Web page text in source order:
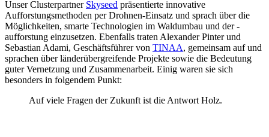
Unser Clusterpartner Skyseed präsentierte innovative
Aufforstungsmethoden per Drohnen-Einsatz und sprach über die
Möglichkeiten, smarte Technologien im Waldumbau und der -
aufforstung einzusetzen. Ebenfalls traten Alexander Pinter und
Sebastian Adami, Geschäftsführer von TINAA, gemeinsam auf und
sprachen über länderübergreifende Projekte sowie die Bedeutung
guter Vernetzung und Zusammenarbeit. Einig waren sie sich
besonders in folgendem Punkt:
Auf viele Fragen der Zukunft ist die Antwort Holz.